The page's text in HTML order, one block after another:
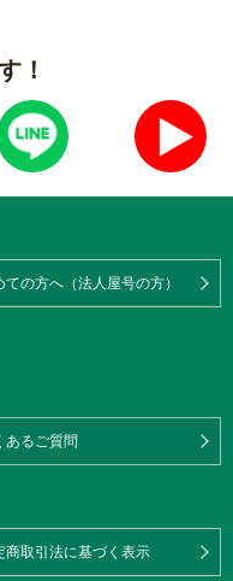
！
ての方へ（法人屋号の方）
あるご質問
商取引法に基づく表示